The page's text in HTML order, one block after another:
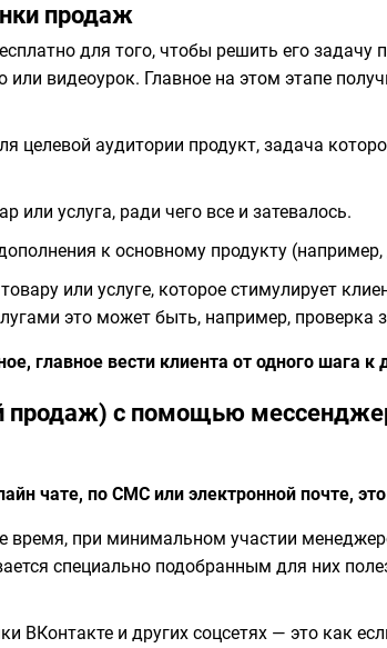
продаж
для того, чтобы решить его
видеоурок. Главное на этом этапе
целевой аудитории продукт, задача
или услуга, ради чего все и затевалось.
к основному продукту
или услуге, которое стимулирует
это может быть, например, проверка
главное вести клиента от одного шага
продаж) с помощью
чате, по СМС или электронной почте,
время, при минимальном участии
специально подобранным для них
ВКонтакте и других соцсетях — это как